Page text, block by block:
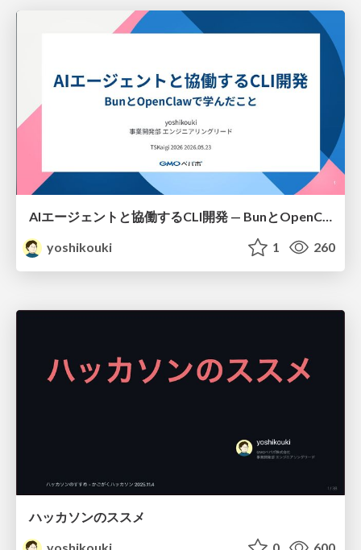
AIエージェントと協働するCLI開発 — BunとOpenClawで学んだこと
yoshikouki
1 260
ハッカソンのススメ
yoshikouki
0 600